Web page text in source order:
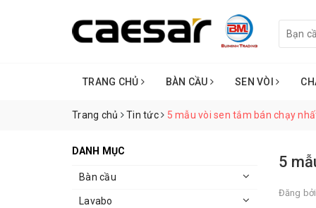
TRANG CHỦ BÀN CẦU SEN VÒI
Trang chủ Tin tức 5 mẫu vòi sen tắm bán chạy
5
Đăng bởi
DANH MỤC
Bàn cầu
Lavabo